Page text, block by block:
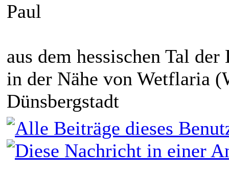
Paul
aus dem hessischen Tal
in der Nähe von Wetflaria
Dünsbergstadt